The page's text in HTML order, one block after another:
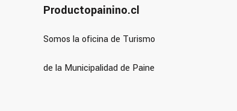
Productopainino.cl
Somos la oficina de Turismo
de la Municipalidad de Paine